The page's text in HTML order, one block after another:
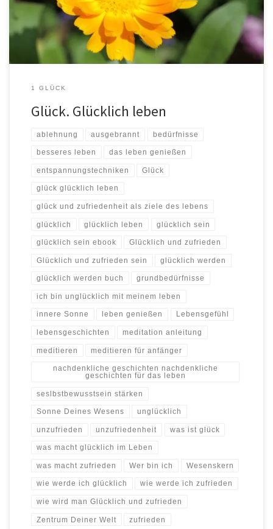
Zellen Deines Körpers und wie jedes […]
1 GLÜCK
Glück. Glücklich leben
ablehnung ausgebrannt bedürfnisse
besseres leben das leben genießen
entspannungstechniken Glück
glück glücklich leben
glück und zufriedenheit als ziele des lebens
glücklich glücklich leben glücklich sein
glücklich sein ebook Glücklich und zufrieden
Glücklich und zufrieden sein glücklich werden
glücklich werden buch grundbedürfnisse
ich bin unglücklich mit meinem leben
innere Sonne leben genießen Lebensgefühl
lebensgeschichten meditation anleitung
meditieren meditieren für anfänger
nachdenkliche geschichten nachdenkliche
geschichten für das leben
seslbstbewusstsein stärken
Sonne Deines Wesens unglücklich
unzufrieden unzufriedenheit was ist glück
was macht glücklich im Leben
was macht zufrieden Wer bin ich Wesenskern
wie werde ich glücklich wie werde ich zufrieden
wie wird man Glücklich und zufrieden
Zentrum Deiner Welt zufrieden